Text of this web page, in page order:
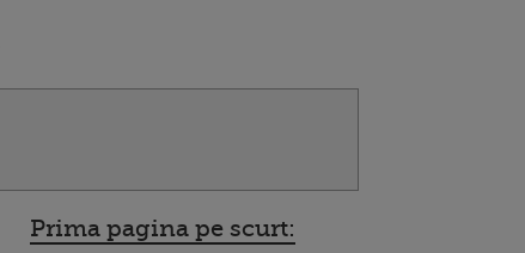
Prima pagina pe scurt: